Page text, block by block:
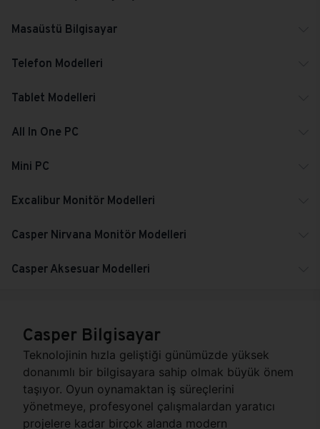
Masaüstü Bilgisayar
Telefon Modelleri
Tablet Modelleri
All In One PC
Mini PC
Excalibur Monitör Modelleri
Casper Nirvana Monitör Modelleri
Casper Aksesuar Modelleri
Casper Bilgisayar
Teknolojinin hızla geliştiği günümüzde yüksek
donanımlı bir bilgisayara sahip olmak büyük önem
taşıyor. Oyun oynamaktan iş süreçlerini
yönetmeye, profesyonel çalışmalardan yaratıcı
projelere kadar birçok alanda modern